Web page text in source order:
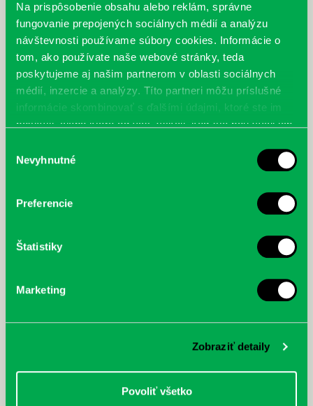
Na prispôsobenie obsahu alebo reklám, správne
fungovanie prepojených sociálnych médií a analýzu
návštevnosti používame súbory cookies. Informácie o
tom, ako používate naše webové stránky, teda
poskytujeme aj našim partnerom v oblasti sociálnych
médií, inzercie a analýzy. Títo partneri môžu príslušné
informácie skombinovať s ďalšími údajmi, ktoré ste im
poskytli, alebo ktoré od vás získali, keď ste používali ich
súhlasu
Nevyhnutné
Preferencie
Štatistiky
Marketing
Zobraziť detaily
Povoliť všetko
Prvá biografia najväčšieho
cyklistu modernej doby: